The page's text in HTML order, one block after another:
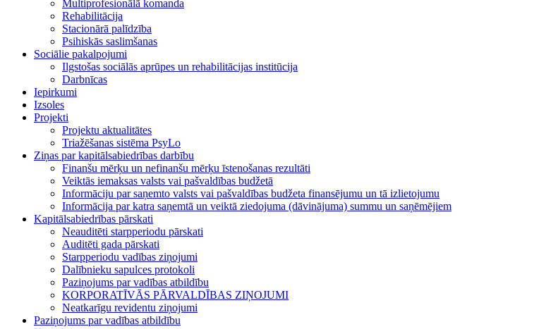
Multiprofesionālā komanda
Rehabilitācija
Stacionārā palīdzība
Psihiskās saslimšanas
Sociālie pakalpojumi
Ilgstošas sociālās aprūpes un rehabilitācijas institūcija
Darbnīcas
Iepirkumi
Izsoles
Projekti
Projektu aktualitātes
Triažēšanas sistēma PsyLo
Ziņas par kapitālsabiedrības darbību
Finanšu mērķu un nefinanšu mērķu īstenošanas rezultāti
Veiktās iemaksas valsts vai pašvaldības budžetā
Informāciju par saņemto valsts vai pašvaldības budžeta finansējumu un tā izlietojumu
Informācija par katra saņemtā un veiktā ziedojuma (dāvinājuma) summu un saņēmējiem
Kapitālsabiedrības pārskati
Neauditēti starpperiodu pārskati
Auditēti gada pārskati
Starpperiodu vadības ziņojumi
Dalībnieku sapulces protokoli
Paziņojums par vadības atbildību
KORPORATĪVĀS PĀRVALDĪBAS ZIŅOJUMI
Neatkarīgu revidentu ziņojumi
Paziņojums par vadības atbildību